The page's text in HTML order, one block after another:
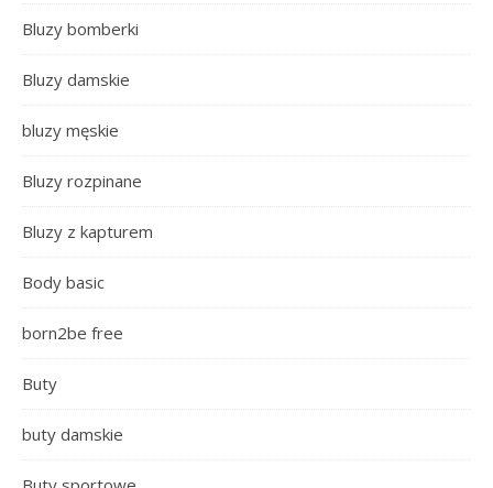
Bluzy bomberki
Bluzy damskie
bluzy męskie
Bluzy rozpinane
Bluzy z kapturem
Body basic
born2be free
Buty
buty damskie